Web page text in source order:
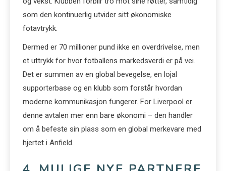
som den kontinuerlig utvider sitt økonomiske
fotavtrykk.
Dermed er 70 millioner pund ikke en overdrivelse, men
et uttrykk for hvor fotballens markedsverdi er på vei.
Det er summen av en global bevegelse, en lojal
supporterbase og en klubb som forstår hvordan
moderne kommunikasjon fungerer. For Liverpool er
denne avtalen mer enn bare økonomi – den handler
om å befeste sin plass som en global merkevare med
hjertet i Anfield.